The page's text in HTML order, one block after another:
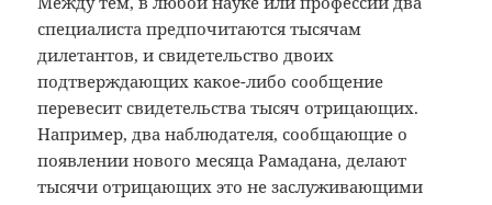
специалиста предпочитаются тысячам
дилетантов, и свидетельство двоих
подтверждающих какое-либо сообщение
перевесит свидетельства тысяч отрицающих.
Например, два наблюдателя, сообщающие о
появлении нового месяца Рамадана, делают
тысячи отрицающих это не заслуживающими